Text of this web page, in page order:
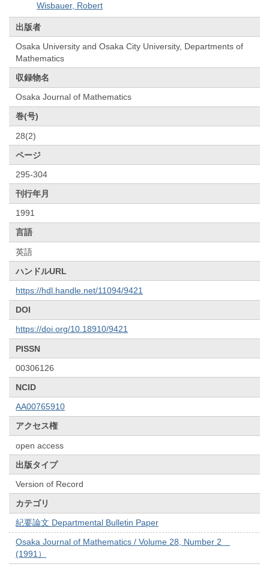
Wisbauer, Robert
出版者
Osaka University and Osaka City University, Departments of
Mathematics
収録物名
Osaka Journal of Mathematics
巻(号)
28(2)
ページ
295-304
刊行年月
1991
言語
英語
ハンドルURL
https://hdl.handle.net/11094/9421
DOI
https://doi.org/10.18910/9421
PISSN
00306126
NCID
AA00765910
アクセス権
open access
出版タイプ
Version of Record
カテゴリ
紀要論文 Departmental Bulletin Paper
Osaka Journal of Mathematics / Volume 28, Number 2
(1991）